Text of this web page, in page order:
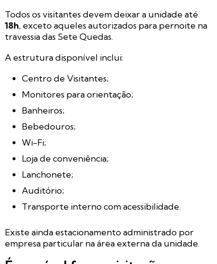
Todos os visitantes devem deixar a unidade até
18h, exceto aqueles autorizados para pernoite na
travessia das Sete Quedas.
A estrutura disponível inclui:
Centro de Visitantes;
Monitores para orientação;
Banheiros;
Bebedouros;
Wi-Fi;
Loja de conveniência;
Lanchonete;
Auditório;
Transporte interno com acessibilidade.
Existe ainda estacionamento administrado por
empresa particular na área externa da unidade.